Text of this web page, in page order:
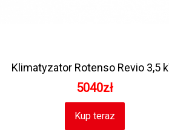
Klimatyzator Rotenso Revio 3,5
5040zł
Kup teraz